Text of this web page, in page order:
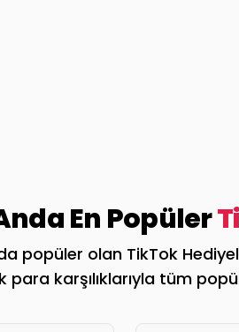
En Popüler
popüler olan TikTok
para karşılıklarıyla tüm